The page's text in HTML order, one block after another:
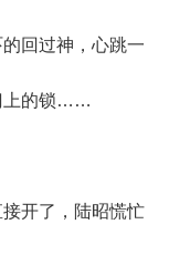
回过神，心跳一
上的锁……
开了，陆昭慌忙